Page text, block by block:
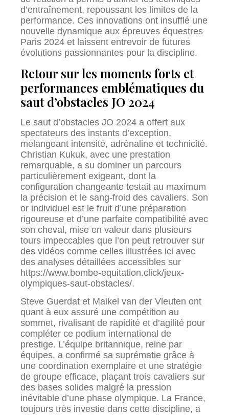
d’entraînement, repoussant les limites de la
performance. Ces innovations ont insufflé une
nouvelle dynamique aux épreuves équestres
Paris 2024 et laissent entrevoir de futures
évolutions passionnantes pour la discipline.
Retour sur les moments forts et
performances emblématiques du
saut d’obstacles JO 2024
Le saut d’obstacles JO 2024 a offert aux
spectateurs des instants d’exception,
mélangeant intensité, adrénaline et technicité.
Christian Kukuk, avec une prestation
remarquable, a su dominer un parcours
particulièrement exigeant, dont la
configuration changeante testait au maximum
la précision et le sang-froid des cavaliers. Son
or individuel est le fruit d’une préparation
rigoureuse et d’une parfaite compatibilité avec
son cheval, mise en valeur dans plusieurs
tours impeccables que l’on peut retrouver sur
des vidéos comme celles illustrées ici avec
des analyses détaillées accessibles sur
https://www.bombe-equitation.click/jeux-
olympiques-saut-obstacles/.
Steve Guerdat et Maikel van der Vleuten ont
quant à eux assuré une compétition au
sommet, rivalisant de rapidité et d’agilité pour
compléter ce podium international de
prestige. L’équipe britannique, reine par
équipes, a confirmé sa suprématie grâce à
une coordination exemplaire et une stratégie
de groupe efficace, plaçant trois cavaliers sur
des bases solides malgré la pression
inévitable d’une phase olympique. La France,
toujours très investie dans cette discipline, a